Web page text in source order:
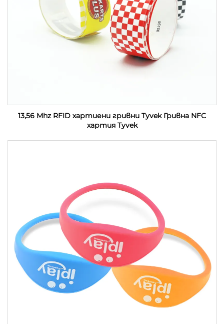
13,56 Mhz RFID хартиени гривни Tyvek Гривна NFC
хартия Tyvek